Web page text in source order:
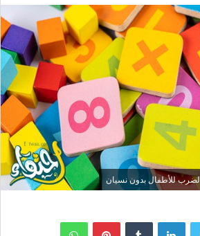
للأطفال بدون نسيان
لينكدإن ‏Tumblr بينتيريستواتساب